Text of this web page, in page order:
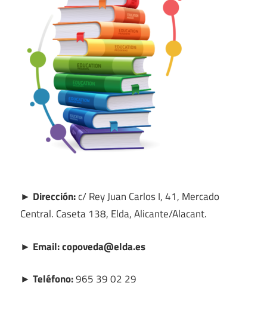
► Dirección:c/ Rey Juan Carlos I, 41, Mercado
Central. Caseta 138, Elda, Alicante/Alacant.
► Email: copoveda@elda.es
► Teléfono:965 39 02 29